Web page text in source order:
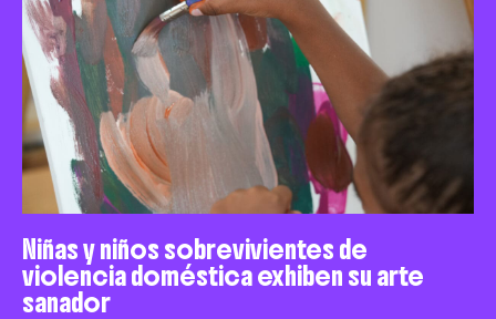
Niñas y niños sobrevivientes de
violencia doméstica exhiben su arte
sanador